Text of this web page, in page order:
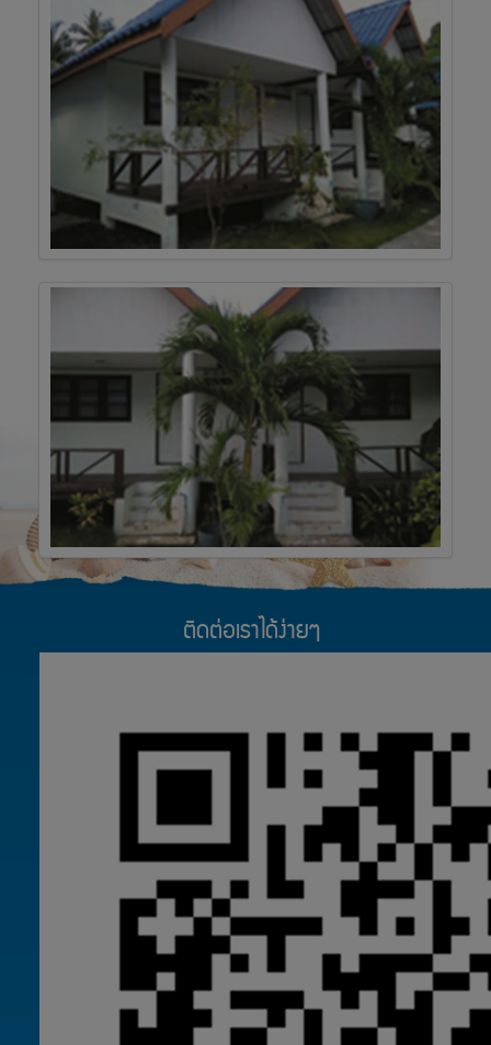
ติดต่อเราได้ง่ายๆ